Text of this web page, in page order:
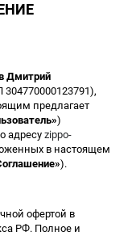
Дмитрий
предлагает
)
адресу zippo-
в настоящем
).
офертой в
РФ. Полное и